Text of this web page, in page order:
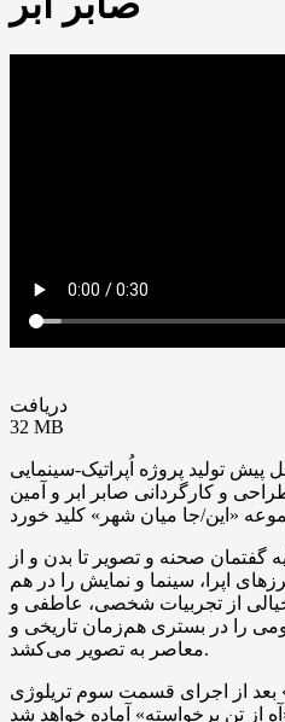
دریافت
32 MB
تولید پروژه‌ اُپراتیک-سینمایی
و کارگردانی صابر ابر و آمین
گفتمان صحنه و تصویر تا بدن و از
اپرا، سینما و نمایش را در هم
از تجربیات شخصی، عاطفی و
را در بستری هم‌زمان تاریخی و
معاصر به تصویر می‌کشد.
از اجرای قسمت سوم تریلوژی